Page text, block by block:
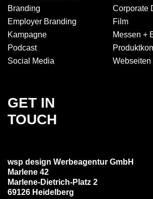
GET IN
TOUCH
wsp design Werbeagentur GmbH
Marlene 42
Marlene-Dietrich-Platz 2
69126 Heidelberg
Branding
Corporate
Employer Branding
Film
Kampagne
Messen +
Podcast
Social Media
Webseiten